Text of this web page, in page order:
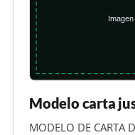
Modelo carta
MODELO DE CARTA